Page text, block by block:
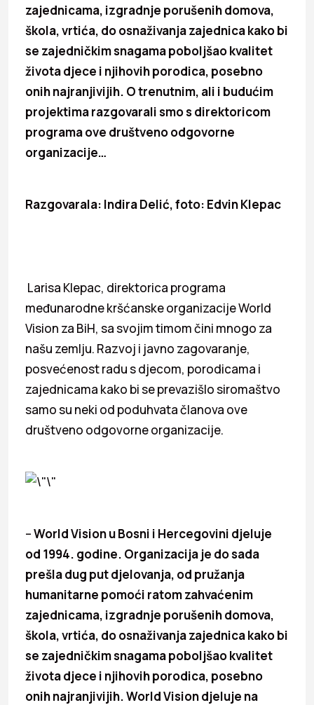
zajednicama, izgradnje porušenih domova,
škola, vrtića, do osnaživanja zajednica kako bi
se zajedničkim snagama poboljšao kvalitet
života djece i njihovih porodica, posebno
onih najranjivijih. O trenutnim, ali i budućim
projektima razgovarali smo s direktoricom
programa ove društveno odgovorne
organizacije…
Razgovarala: Indira Delić, foto: Edvin Klepac
Larisa Klepac, direktorica programa
međunarodne kršćanske organizacije World
Vision za BiH, sa svojim timom čini mnogo za
našu zemlju. Razvoj i javno zagovaranje,
posvećenost radu s djecom, porodicama i
zajednicama kako bi se prevazišlo siromaštvo
samo su neki od poduhvata članova ove
društveno odgovorne organizacije.
–World Vision u Bosni i Hercegovini djeluje
od 1994. godine. Organizacija je do sada
prešla dug put djelovanja, od pružanja
humanitarne pomoći ratom zahvaćenim
zajednicama, izgradnje porušenih domova,
škola, vrtića, do osnaživanja zajednica kako bi
se zajedničkim snagama poboljšao kvalitet
života djece i njihovih porodica, posebno
onih najranjivijih. World Vision djeluje na